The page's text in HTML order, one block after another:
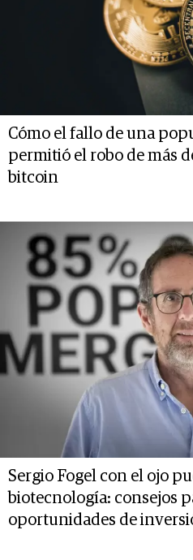
Cómo el fallo de una
permitió el robo de más
bitcoin
Sergio Fogel con el ojo
biotecnología: consejos
oportunidades de